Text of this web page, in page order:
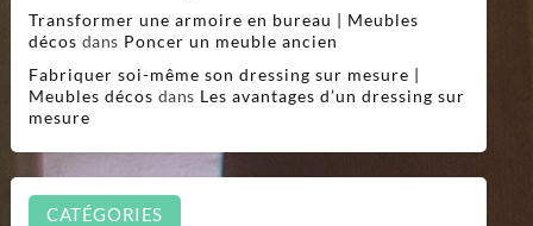
Transformer une armoire en bureau | Meubles
décos dans Poncer un meuble ancien
Fabriquer soi-même son dressing sur mesure |
Meubles décos dans Les avantages d’un dressing sur
mesure
CATÉGORIES